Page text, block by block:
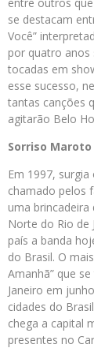
se destacam
Você”
por quatro anos
tocadas em
esse sucesso,
tantas canções
agitarão Belo
Sorriso Maroto
Em 1997,
chamado pelos
uma
Norte do Rio de
país a banda
do Brasil. O
Amanhã” que
Janeiro em
cidades do
chega a capital
presentes no